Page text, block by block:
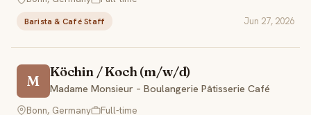
Barista & Café Staff Jun 27, 2026
M
Köchin / Koch (m/w/d)
Madame Monsieur – Boulangerie Pâtisserie Café
Bonn, Germany
Full-time